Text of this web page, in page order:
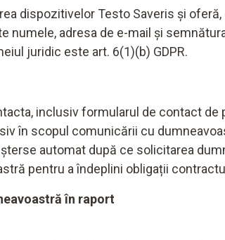
dispozitivelor Testo Saveris și
numele, adresa de e-mail și
juridic este art. 6(1)(b) GDPR.
inclusiv formularul de contact
în scopul comunicării cu
automat după ce solicitarea
pentru a îndeplini obligații
în raport